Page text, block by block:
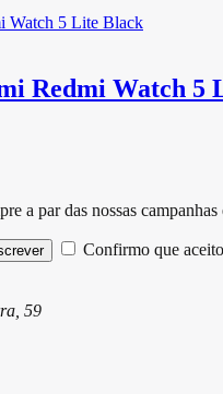
Redmi Watch 5
a par das nossas
Confirmo que
59